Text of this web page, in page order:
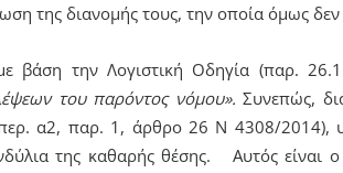
της διανομής τους, την οποία όμως
βάση την Λογιστική Οδηγία (παρ.
του παρόντος νόμου». Συνεπώς,
α2, παρ. 1, άρθρο 26 Ν 4308/2014),
της καθαρής θέσης. Αυτός είναι